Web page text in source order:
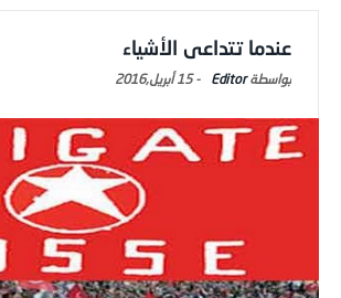
عندما تتداعى الأشياء
Editor
-15 أبريل,2016